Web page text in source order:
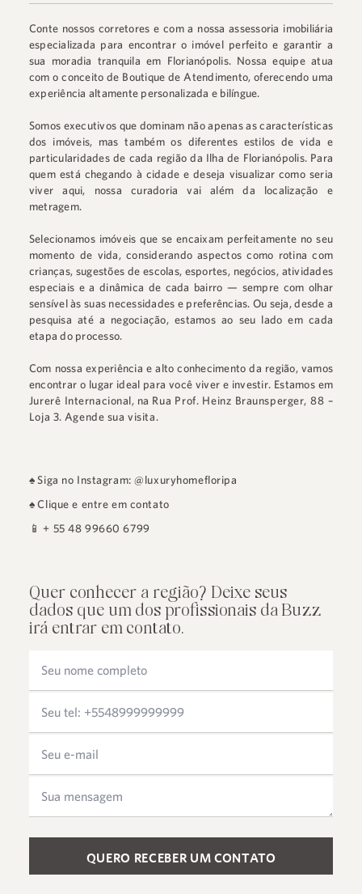
Conte nossos corretores e com a nossa assessoria imobiliária
especializada para encontrar o imóvel perfeito e garantir a
sua moradia tranquila em Florianópolis. Nossa equipe atua
com o conceito de Boutique de Atendimento, oferecendo uma
experiência altamente personalizada e bilíngue.
Somos executivos que dominam não apenas as características
dos imóveis, mas também os diferentes estilos de vida e
particularidades de cada região da Ilha de Florianópolis. Para
quem está chegando à cidade e deseja visualizar como seria
viver aqui, nossa curadoria vai além da localização e
metragem.
Selecionamos imóveis que se encaixam perfeitamente no seu
momento de vida, considerando aspectos como rotina com
crianças, sugestões de escolas, esportes, negócios, atividades
especiais e a dinâmica de cada bairro — sempre com olhar
sensível às suas necessidades e preferências. Ou seja, desde a
pesquisa até a negociação, estamos ao seu lado em cada
etapa do processo.
Com nossa experiência e alto conhecimento da região, vamos
encontrar o lugar ideal para você viver e investir. Estamos em
Jurerê Internacional, na Rua Prof. Heinz Braunsperger, 88 –
Loja 3. Agende sua visita.
♠ Siga no Instagram: @luxuryhomefloripa
♠Clique e entre em contato
📱+ 55 48 99660 6799
Quer conhecer a região? Deixe seus
dados que um dos profissionais da Buzz
irá entrar em contato.
Please leave this field empty.